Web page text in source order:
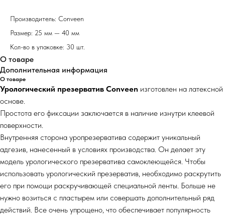
Производитель: Conveen
Размер: 25 мм — 40 мм
Кол-во в упаковке: 30 шт.
О товаре
Дополнительная информация
О товаре
Урологический презерватив Conveen изготовлен на латексной
основе.
Простота его фиксации заключается в наличие изнутри клеевой
поверхности.
Внутренняя сторона уропрезерватива содержит уникальный
адгезив, нанесенный в условиях производства. Он делает эту
модель урологического презерватива самоклеющейся. Чтобы
использовать урологический презерватив, необходимо раскрутить
его при помощи раскручивающей специальной ленты. Больше не
нужно возиться с пластырем или совершать дополнительный ряд
действий. Все очень упрощено, что обеспечивает популярность